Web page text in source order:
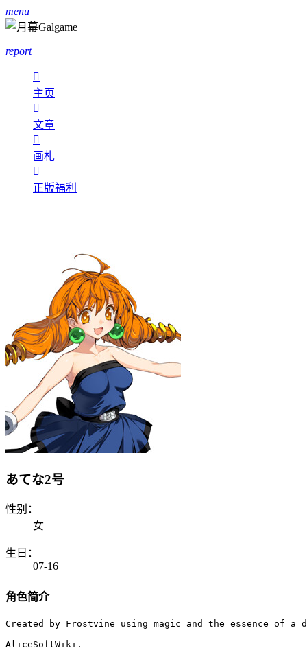
menu
report

主页

文章

画札

正版福利
あてな2号
性别：
女
生日：
07-16
角色简介
Created by Frostvine using magic and the essence of
AliceSoftWiki.